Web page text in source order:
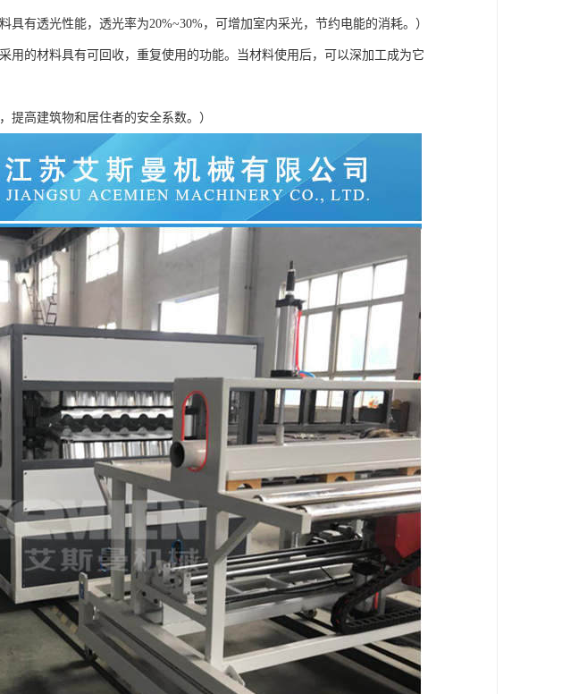
有透光性能，透光率为20%~30%，可增加室内采光，节约电能的消耗。）
用的材料具有可回收，重复使用的功能。当材料使用后，可以深加工成为它
提高建筑物和居住者的安全系数。）